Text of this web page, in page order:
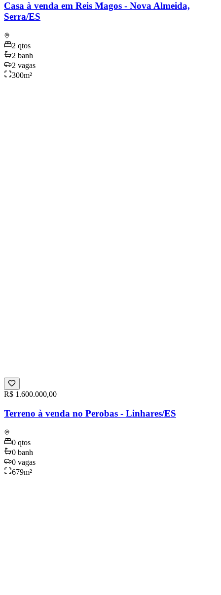
Casa à venda em Reis Magos - Nova Almeida,
Serra/ES
2 qtos
2 banh
2 vagas
300m²
R$ 1.600.000,00
Terreno à venda no Perobas - Linhares/ES
0 qtos
0 banh
0 vagas
679m²